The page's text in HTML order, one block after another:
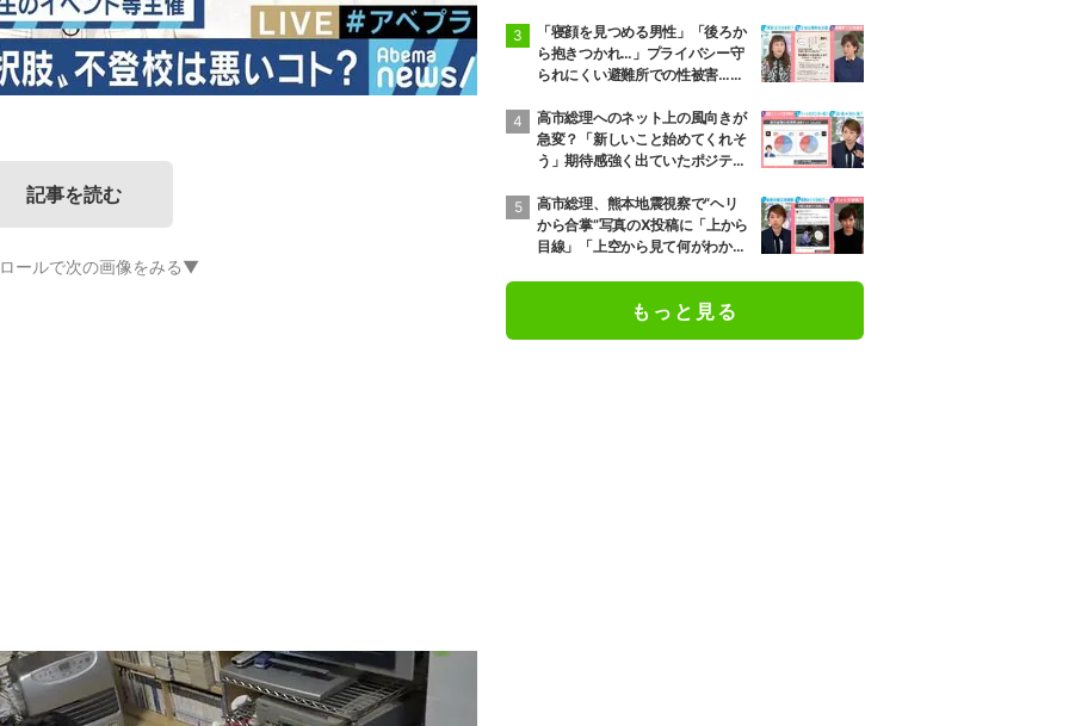
記事を読む
ールで次の画像をみる▼
も…」
「寝顔を見つめる男性」「後ろか
ら抱きつかれ…」プライバシー守
られにくい避難所での性被害…被
ェクトも 弁護士は「声を上げて
いくべき」と強調
高市総理へのネット上の風向きが
急変？「新しいこと始めてくれそ
う」期待感強く出ていたポジティ
後の政権運営に及ぼす影響は
高市総理、熊本地震視察で“ヘリ
から合掌”写真のX投稿に「上から
目線」「上空から見て何がわか
慮する時代」と指摘もっと見る